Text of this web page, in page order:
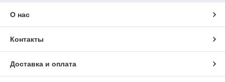
О нас
Контакты
Доставка и оплата